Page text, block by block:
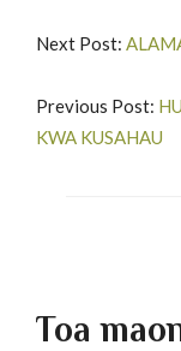
Next Post:
Previous Post:
KWA KUSAHAU
Toa